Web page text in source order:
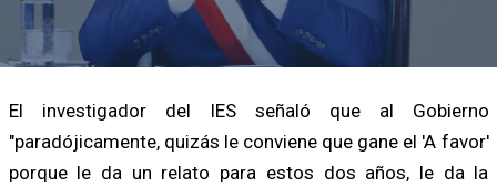
El investigador del IES señaló que al Gobierno
"paradójicamente, quizás le conviene que gane el 'A favor'
porque le da un relato para estos dos años, le da la